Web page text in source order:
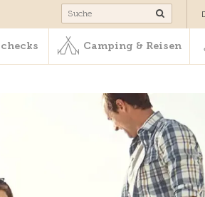
Fahrzeugchecks Camping & Reisen
Camping & Reisen